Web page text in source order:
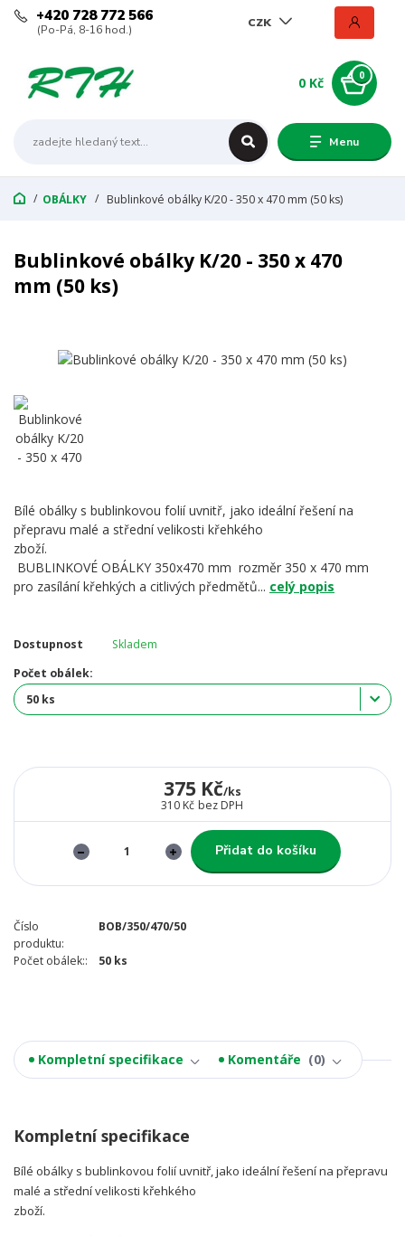
Menu
CZK
+420 728 772 566
(Po-Pá, 8-16 hod.)
0
0 Kč
OBÁLKY Bublinkové obálky K/20 - 350 x 470 mm (50 ks)
Bublinkové obálky K/20 - 350 x 470
mm (50 ks)
Bílé obálky s bublinkovou folií uvnitř, jako ideální řešení na
přepravu malé a střední velikosti křehkého
zboží.
BUBLINKOVÉ OBÁLKY 350x470 mm rozměr 350 x 470 mm
pro zasílání křehkých a citlivých předmětů... celý popis
Dostupnost
Skladem
Počet obálek:
375 Kč/ks
310 Kč bez DPH
Přidat do košíku
Číslo
produktu:
BOB/350/470/50
Počet obálek:: 50 ks
Kompletní specifikace Komentáře 0
Kompletní specifikace
Bílé obálky s bublinkovou folií uvnitř, jako ideální řešení na přepravu
malé a střední velikosti křehkého
zboží.